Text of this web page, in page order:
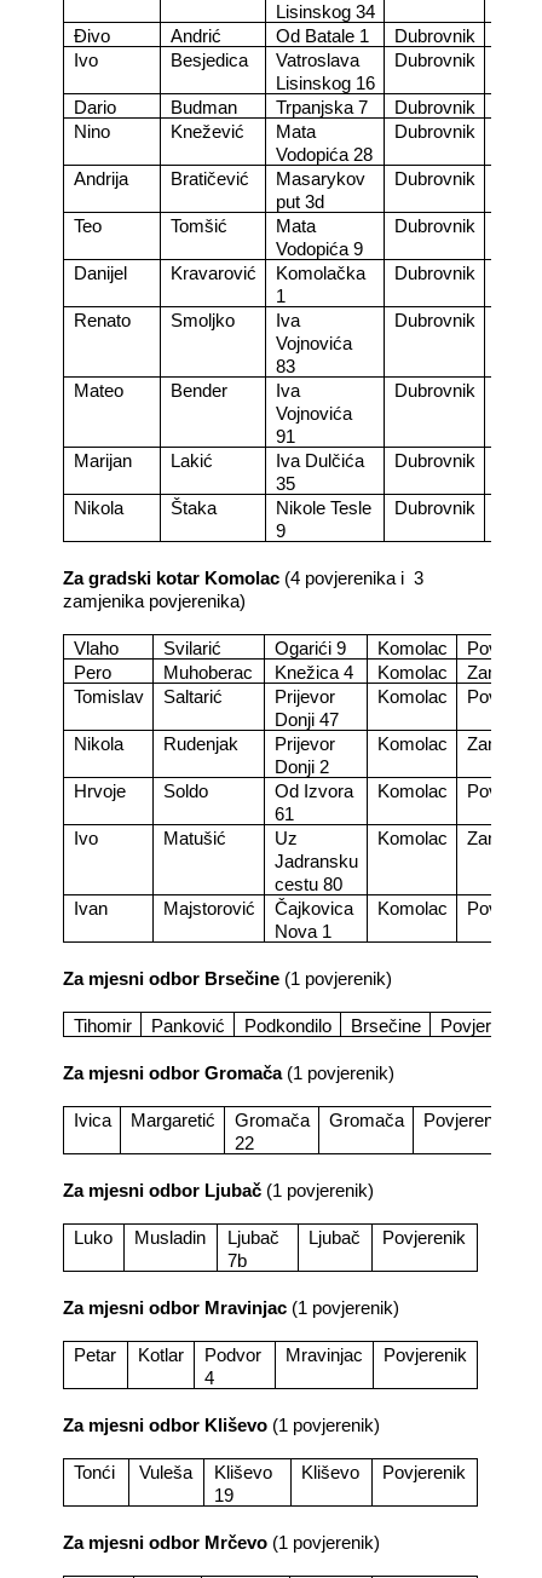
Lisinskog 34
Đivo Andrić Od Batale 1 Dubrovnik
Ivo
Besjedica
Vatroslava
Lisinskog 16
Dubrovnik
Dario Budman Trpanjska 7 Dubrovnik
Nino
Knežević
Mata
Vodopića 28
Dubrovnik
Andrija Bratičević
Masarykov
put 3d
Dubrovnik
Teo Tomšić
Mata
Vodopića 9
Dubrovnik
Danijel Kravarović
Komolačka
1
Dubrovnik
Renato Smoljko
Iva
Vojnovića
83
Dubrovnik
Mateo Bender
Iva
Vojnovića
91
Dubrovnik
Marijan Lakić
Iva Dulčića
35
Dubrovnik
Nikola Štaka
Nikole Tesle
9
Dubrovnik
Za gradski kotar Komolac (4 povjerenika i 3
zamjenika povjerenika)
Vlaho Svilarić Ogarići 9 Komolac
Pero
Muhoberac Knežica 4 Komolac
Zamjenik
Tomislav
Saltarić
Prijevor
Donji 47
Komolac
Nikola Rudenjak
Prijevor
Donji 2
Komolac Zamjenik
Hrvoje Soldo
Od Izvora
61
Komolac
Ivo Matušić
Uz
Jadransku
cestu 80
Komolac Zamjenik
Ivan Majstorović
Čajkovica
Nova 1
Komolac
Za mjesni odbor Brsečine (1 povjerenik)
Tihomir Panković Podkondilo Brsečine Povjerenik
Za mjesni odbor Gromača(1 povjerenik)
Ivica Margaretić
Gromača
22
Gromača Povjerenik
Za mjesni odbor Ljubač (1 povjerenik)
Luko Musladin
Ljubač
7b
Ljubač Povjerenik
Za mjesni odbor Mravinjac (1 povjerenik)
Petar Kotlar
Podvor
4
Mravinjac Povjerenik
Za mjesni odbor Kliševo (1 povjerenik)
Tonći Vuleša
Kliševo
19
Kliševo Povjerenik
Za mjesni odbor Mrčevo (1 povjerenik)